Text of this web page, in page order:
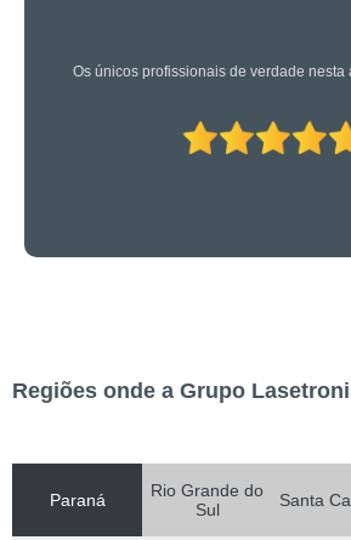
Os caras são bons mesmo!
Regiões onde a Grupo
Paraná
Rio Grande do
Sul
Santa